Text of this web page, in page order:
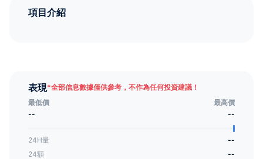
項目介紹
表現*全部信息數據僅供參考，不作為任何投資建議！
最低價
最高價
--
--
24H量
--
24額
--